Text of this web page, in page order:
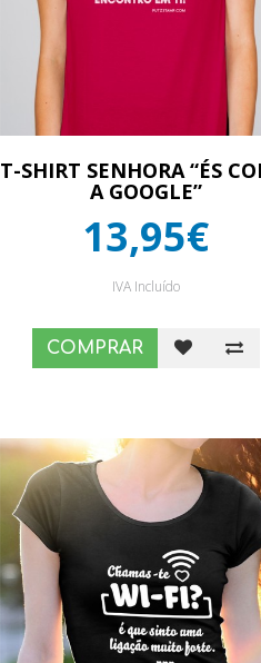
T-SHIRT SENHORA “ÉS
A GOOGLE”
13,95€
IVA Incluído
COMPRAR